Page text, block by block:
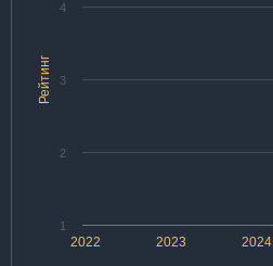
Рейтинг
2022 2024
2023
1
2
3
4